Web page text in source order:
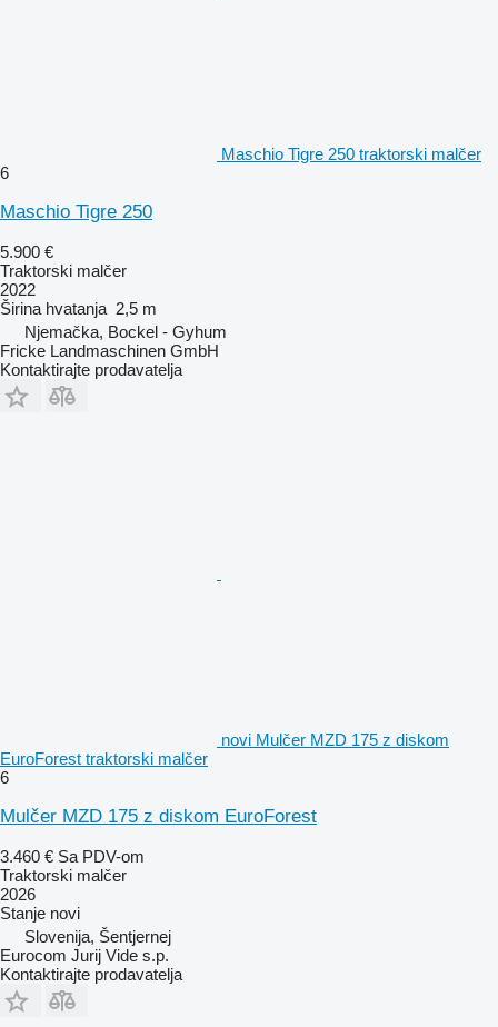
Maschio Tigre 250 traktorski malčer
6
Maschio Tigre 250
5.900 €
Traktorski malčer
2022
Širina hvatanja 2,5 m
Njemačka, Bockel - Gyhum
Fricke Landmaschinen GmbH
Kontaktirajte prodavatelja
novi Mulčer MZD 175 z diskom
EuroForest traktorski malčer
6
Mulčer MZD 175 z diskom EuroForest
3.460 € Sa PDV-om
Traktorski malčer
2026
Stanje novi
Slovenija, Šentjernej
Eurocom Jurij Vide s.p.
Kontaktirajte prodavatelja